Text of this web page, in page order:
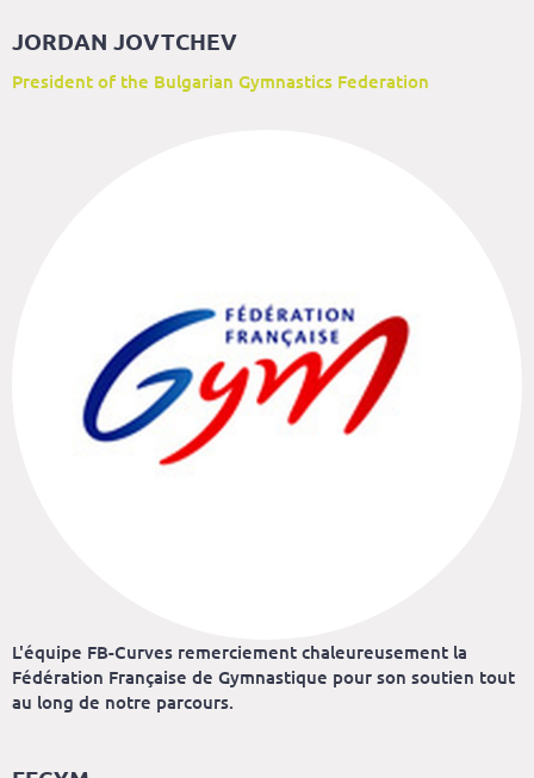
JORDAN JOVTCHEV
President of the Bulgarian Gymnastics Federation
L'équipe FB-Curves remerciement chaleureusement la
Fédération Française de Gymnastique pour son soutien tout
au long de notre parcours.